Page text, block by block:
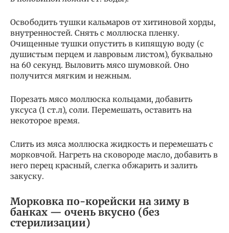
Освободить тушки кальмаров от хитиновой хорды,
внутренностей. Снять с моллюска пленку.
Очищенные тушки опустить в кипящую воду (с
душистым перцем и лавровым листом), буквально
на 60 секунд. Выловить мясо шумовкой. Оно
получится мягким и нежным.
Порезать мясо моллюска кольцами, добавить
уксуса (1 ст.л), соли. Перемешать, оставить на
некоторое время.
Слить из мяса моллюска жидкость и перемешать с
морковчой. Нагреть на сковороде масло, добавить в
него перец красный, слегка обжарить и залить
закуску.
Морковка по-корейски на зиму в
банках — очень вкусно (без
стерилизации)